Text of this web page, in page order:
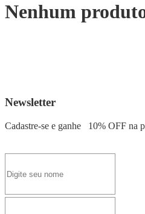
Nenhum
Newsletter
Cadastre-se e ganhe 10% OFF na